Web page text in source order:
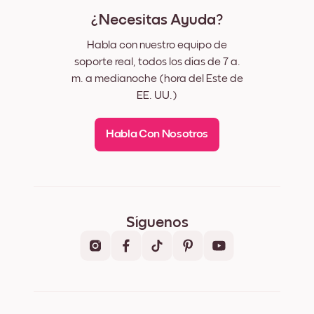
¿Necesitas Ayuda?
Habla con nuestro equipo de
soporte real, todos los días de 7 a.
m. a medianoche (hora del Este de
EE. UU.)
Habla Con Nosotros
Síguenos